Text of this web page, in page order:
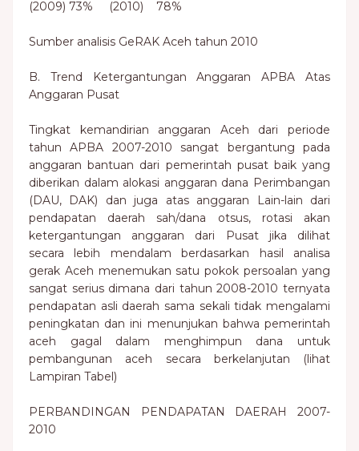
(2009) 73% (2010) 78%
Sumber analisis GeRAK Aceh tahun 2010
B. Trend Ketergantungan Anggaran APBA Atas
Anggaran Pusat
Tingkat kemandirian anggaran Aceh dari periode
tahun APBA 2007-2010 sangat bergantung pada
anggaran bantuan dari pemerintah pusat baik yang
diberikan dalam alokasi anggaran dana Perimbangan
(DAU, DAK) dan juga atas anggaran Lain-lain dari
pendapatan daerah sah/dana otsus, rotasi akan
ketergantungan anggaran dari Pusat jika dilihat
secara lebih mendalam berdasarkan hasil analisa
gerak Aceh menemukan satu pokok persoalan yang
sangat serius dimana dari tahun 2008-2010 ternyata
pendapatan asli daerah sama sekali tidak mengalami
peningkatan dan ini menunjukan bahwa pemerintah
aceh gagal dalam menghimpun dana untuk
pembangunan aceh secara berkelanjutan (lihat
Lampiran Tabel)
PERBANDINGAN PENDAPATAN DAERAH 2007-
2010